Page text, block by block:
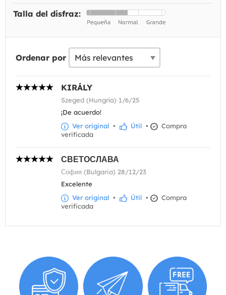
Talla del disfraz:
Ordenar por
KIRÁLY
Szeged (Hungría) 1/6/25
¡De acuerdo!
Ver original • Útil •
Compra
verificada
СВЕТОСЛАВА
София (Bulgaria) 28/12/23
Excelente
Ver original • Útil •
Compra
verificada